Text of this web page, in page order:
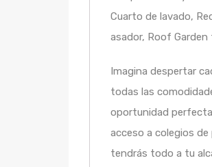
Cuarto de lavado,
asador, Roof Garden
Imagina despertar
todas las
oportunidad perfecta
acceso a colegios
tendrás todo a tu